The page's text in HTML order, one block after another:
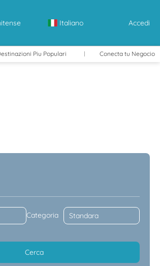
Italiano Accedi
Piu Populari Conecta tu Negocio
Categoria
Cerca